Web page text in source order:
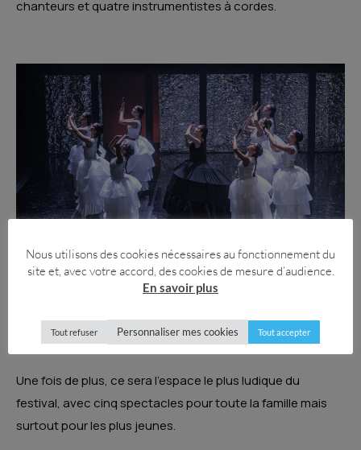
chanteurs et quatre instrumentistes à cordes.
FRESCORETA ! Les enfants à l’honneur
Une fois de plus, ce sera l’espace le plus ludique du
festival, avec cinq spectacles pour toute la famille mais
surtout pour les plus jeunes.
Nous utilisons des cookies nécessaires au fonctionnement du
site et, avec votre accord, des cookies de mesure d’audience.
En savoir plus
Tout refuser Personnaliser mes cookies Tout accepter